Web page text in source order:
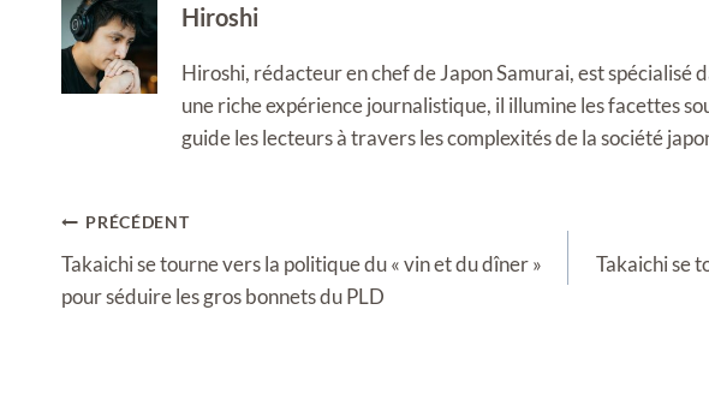
Hiroshi
Hiroshi, rédacteur en chef de Japon Samurai, est spécialisé
une riche expérience journalistique, il illumine les facettes
guide les lecteurs à travers les complexités de la société
Navigation
de
l’article
PRÉCÉDENT
Takaichi se tourne vers la politique du « vin et du dîner »
pour séduire les gros bonnets du PLD
Takaichi se